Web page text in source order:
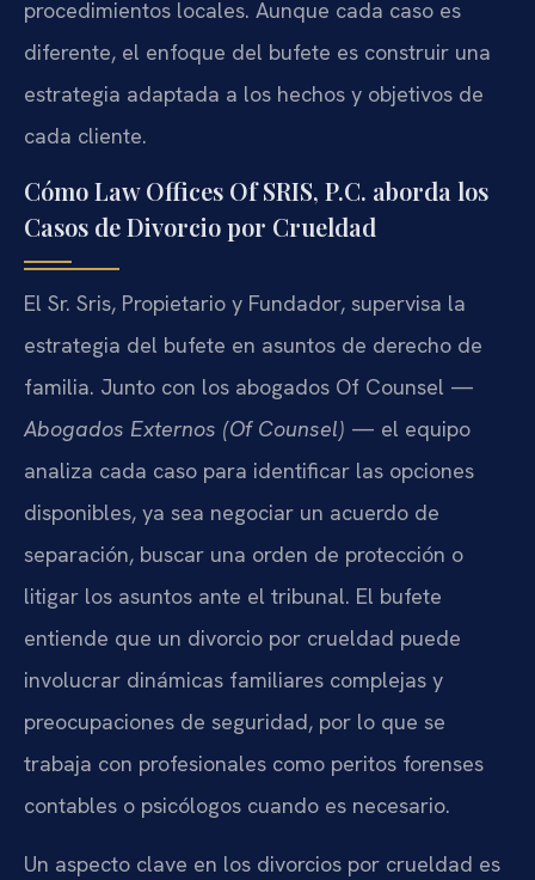
procedimientos locales. Aunque cada caso es
diferente, el enfoque del bufete es construir una
estrategia adaptada a los hechos y objetivos de
cada cliente.
Cómo Law Offices Of SRIS, P.C. aborda los
Casos de Divorcio por Crueldad
El Sr. Sris, Propietario y Fundador, supervisa la
estrategia del bufete en asuntos de derecho de
familia. Junto con los abogados Of Counsel —
Abogados Externos (Of Counsel) — el equipo
analiza cada caso para identificar las opciones
disponibles, ya sea negociar un acuerdo de
separación, buscar una orden de protección o
litigar los asuntos ante el tribunal. El bufete
entiende que un divorcio por crueldad puede
involucrar dinámicas familiares complejas y
preocupaciones de seguridad, por lo que se
trabaja con profesionales como peritos forenses
contables o psicólogos cuando es necesario.
Un aspecto clave en los divorcios por crueldad es